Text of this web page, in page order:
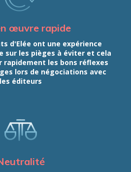
œuvre rapide
d'Elée ont une expérience
sur les pièges à éviter et cela
rapidement les bons réflexes
lors de négociations avec
les éditeurs